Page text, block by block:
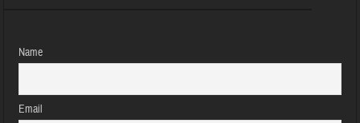
Name
Email